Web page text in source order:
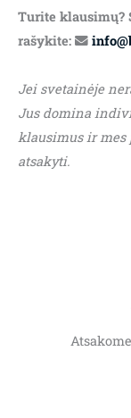
Turite klausimų?
rašykite:
Jei svetainėje
Jus domina
klausimus ir mes
atsakyti.